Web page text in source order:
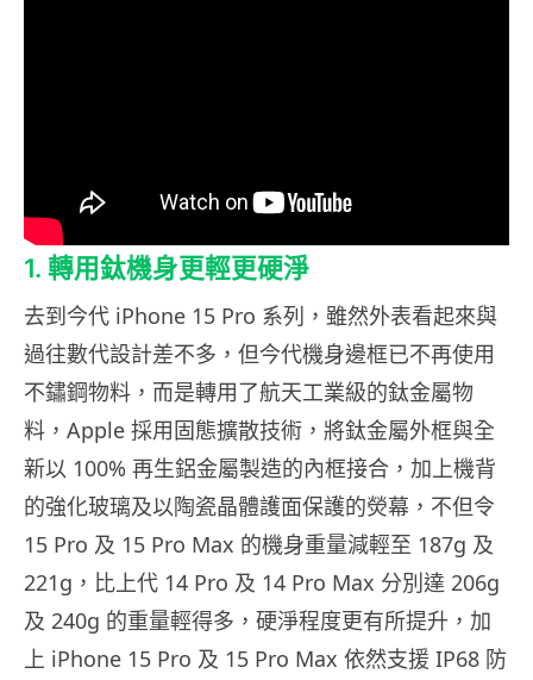
1. 轉用鈦機身更輕更硬淨
去到今代 iPhone 15 Pro 系列，雖然外表看起來與
過往數代設計差不多，但今代機身邊框已不再使用
不鏽鋼物料，而是轉用了航天工業級的鈦金屬物
料，Apple 採用固態擴散技術，將鈦金屬外框與全
新以 100% 再生鋁金屬製造的內框接合，加上機背
的強化玻璃及以陶瓷晶體護面保護的熒幕，不但令
15 Pro 及 15 Pro Max 的機身重量減輕至 187g 及
221g，比上代 14 Pro 及 14 Pro Max 分別達 206g
及 240g 的重量輕得多，硬淨程度更有所提升，加
上 iPhone 15 Pro 及 15 Pro Max 依然支援 IP68 防